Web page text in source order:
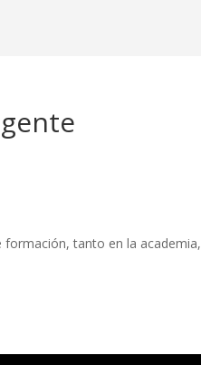
formación, tanto en la academia,